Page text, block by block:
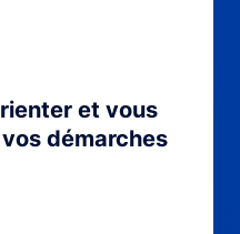
et vous
démarches